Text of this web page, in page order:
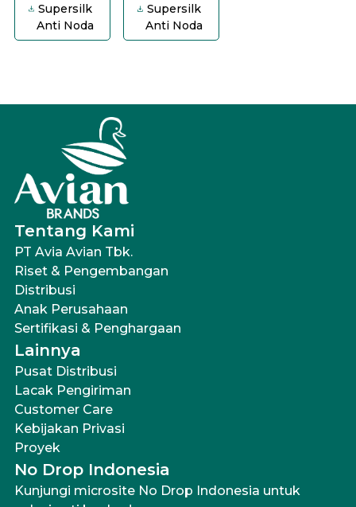
Supersilk
Anti Noda
Supersilk
Anti Noda
Tentang Kami
PT Avia Avian Tbk.
Riset & Pengembangan
Distribusi
Anak Perusahaan
Sertifikasi & Penghargaan
Lainnya
Pusat Distribusi
Lacak Pengiriman
Customer Care
Kebijakan Privasi
Proyek
No Drop Indonesia
Kunjungi microsite No Drop Indonesia untuk